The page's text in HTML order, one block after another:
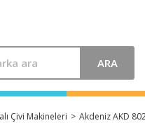
ARA
Çivi Makineleri Akdeniz AKD